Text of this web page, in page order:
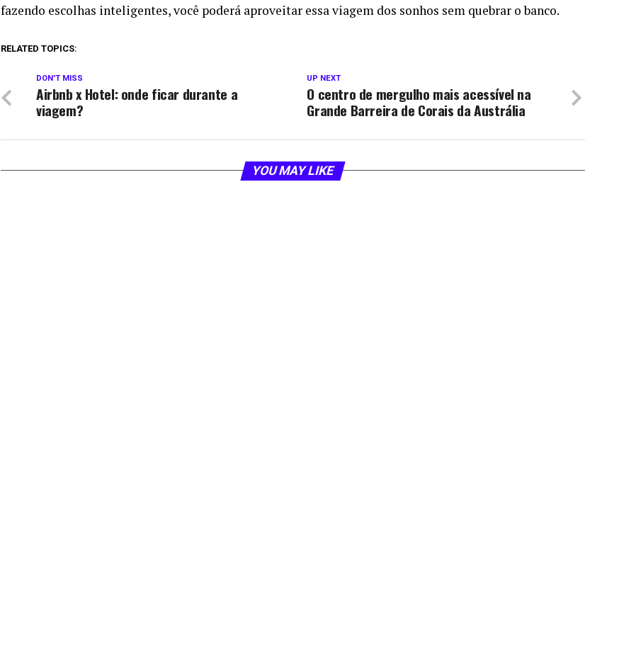
fazendo escolhas inteligentes, você poderá aproveitar essa viagem dos sonhos sem quebrar o banco.
RELATED TOPICS:
UP NEXT
O centro de mergulho mais acessível na
Grande Barreira de Corais da Austrália
DON'T MISS
Airbnb x Hotel: onde ficar durante a
viagem?
YOU MAY LIKE